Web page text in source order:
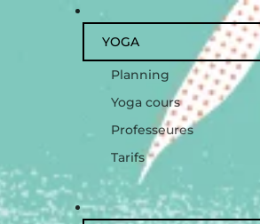
YOGA
Planning
Yoga cours
Professeures
Tarifs